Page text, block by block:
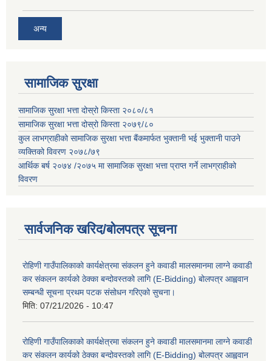
अन्य
सामाजिक सुरक्षा
सामाजिक सुरक्षा भत्ता दोस्रो किस्ता २०८०/८१
सामाजिक सुरक्षा भत्ता दोस्रो किस्ता २०७९/८०
कुल लाभग्राहीको सामाजिक सुरक्षा भत्ता बैंकमार्फत भुक्तानी भई भुक्तानी पाउने
व्यक्तिको विवरण २०७८/७९
आर्थिक बर्ष २०७४ /२०७५ मा सामाजिक सुरक्षा भत्ता प्राप्त गर्ने लाभग्राहीको
विवरण
सार्वजनिक खरिद/बोलपत्र सूचना
रोहिणी गाउँपालिकाको कार्यक्षेत्रमा संकलन हुने कवाडी मालसमानमा लाग्ने कवाडी
कर संकलन कार्यको ठेक्का बन्दोवस्तको लागि (E-Bidding) बोलपत्र आह्ववान
सम्बन्धी सूचना प्रथम पटक संसोधन गरिएको सुचना।
मिति: 07/21/2026 - 10:47
रोहिणी गाउँपालिकाको कार्यक्षेत्रमा संकलन हुने कवाडी मालसमानमा लाग्ने कवाडी
कर संकलन कार्यको ठेक्का बन्दोवस्तको लागि (E-Bidding) बोलपत्र आह्ववान